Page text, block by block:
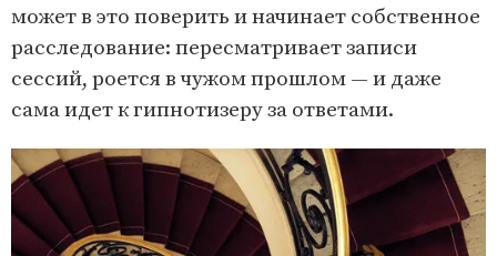
может в это поверить и начинает собственное
расследование: пересматривает записи
сессий, роется в чужом прошлом — и даже
сама идет к гипнотизеру за ответами.